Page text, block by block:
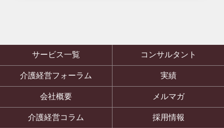
サービス一覧 コンサルタント
介護経営フォーラム 実績
会社概要 メルマガ
介護経営コラム 採用情報